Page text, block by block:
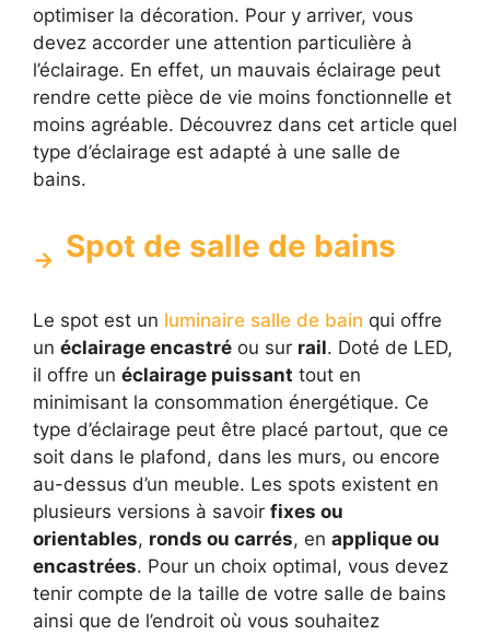
optimiser la décoration. Pour y arriver, vous
devez accorder une attention particulière à
l’éclairage. En effet, un mauvais éclairage peut
rendre cette pièce de vie moins fonctionnelle et
moins agréable. Découvrez dans cet article quel
type d’éclairage est adapté à une salle de
bains.
Spot de salle de bains
Le spot est un luminaire salle de bain qui offre
un éclairage encastré ou sur rail. Doté de LED,
il offre un éclairage puissant tout en
minimisant la consommation énergétique. Ce
type d’éclairage peut être placé partout, que ce
soit dans le plafond, dans les murs, ou encore
au-dessus d’un meuble. Les spots existent en
plusieurs versions à savoir fixes ou
orientables, ronds ou carrés, en applique ou
encastrées. Pour un choix optimal, vous devez
tenir compte de la taille de votre salle de bains
ainsi que de l’endroit où vous souhaitez